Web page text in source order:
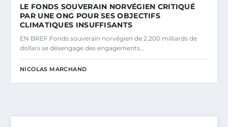
LE FONDS SOUVERAIN NORVÉGIEN CRITIQUÉ
PAR UNE ONG POUR SES OBJECTIFS
CLIMATIQUES INSUFFISANTS
EN BREF Fonds souverain norvégien de 2.200 milliards de
dollars se désengage des engagements…
NICOLAS MARCHAND